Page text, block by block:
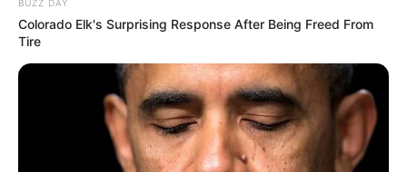
esposo cambió la
cerradura y me
prohibió entrar a la
casa para recibir a
BUZZ DAY
Colorado Elk's Surprising Response After Being Freed From
Tire